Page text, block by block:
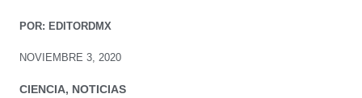
POR: EDITORDMX
NOVIEMBRE 3, 2020
CIENCIA, NOTICIAS